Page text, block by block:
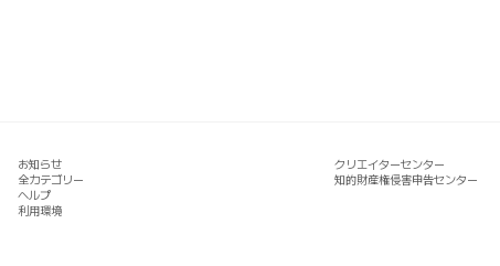
お知らせ
全カテゴリー
ヘルプ
利用環境
クリエイターセンター
知的財産権侵害申告センター